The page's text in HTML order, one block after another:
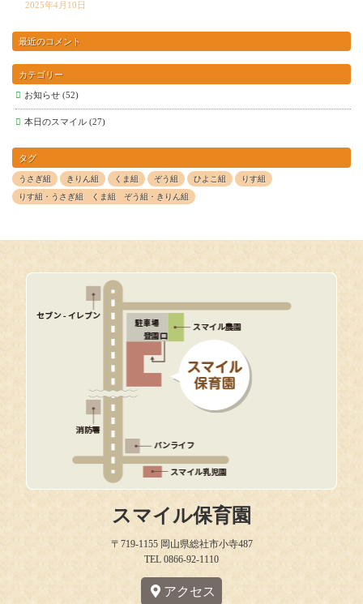
2025年4月10日
最近のコメント
カテゴリー
お知らせ (52)
本日のスマイル (27)
タグ
うさぎ組 きりん組 くま組 ぞう組 ひよこ組 りす組
りす組・うさぎ組 くま組 ぞう組・きりん組
スマイル保育園
〒719-1155 岡山県総社市小寺487
TEL 0866-92-1110
アクセス